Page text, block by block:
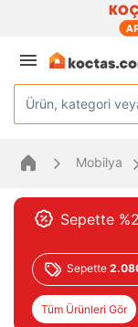
Ürün, kategori
Mobilya
Sepette
Sepette
Tüm Ürünleri Gör